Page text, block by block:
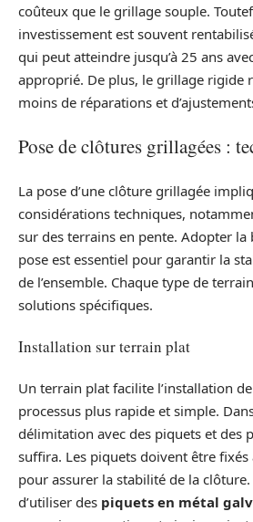
coûteux que le grillage souple.
investissement est souvent
qui peut atteindre jusqu’à 25 ans
approprié. De plus, le grillage rigide
moins de réparations et
Pose de clôtures grillagées :
La pose d’une clôture grillagée
considérations techniques,
sur des terrains en pente. Adopter
pose est essentiel pour garantir la
de l’ensemble. Chaque type de
solutions spécifiques.
Installation sur terrain plat
Un terrain plat facilite l’installation
processus plus rapide et simple.
délimitation avec des piquets et des
suffira. Les piquets doivent être
pour assurer la stabilité de la
d’utiliser des piquets en métal